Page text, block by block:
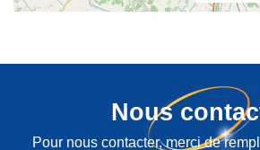
Nous
Pour nous contacter, merci de